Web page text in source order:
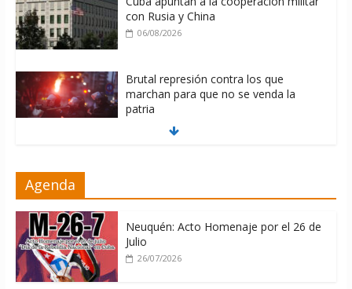
con Rusia y China
06/08/2026
Brutal represión contra los que
marchan para que no se venda la
patria
06/08/2026
06/08/2026
Agenda
Neuquén: Acto Homenaje por el 26 de
Julio
26/07/2026